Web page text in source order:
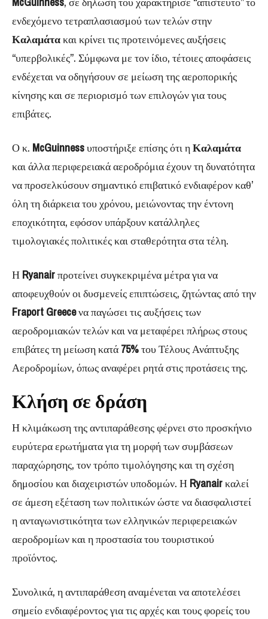
ενδεχόμενο τετραπλασιασμού των τελών στην
Καλαμάτακαι κρίνει τις προτεινόμενες αυξήσεις
“υπερβολικές”. Σύμφωνα με τον ίδιο, τέτοιες αποφάσεις
ενδέχεται να οδηγήσουν σε μείωση της αεροπορικής
κίνησης και σε περιορισμό των επιλογών για τους
επιβάτες.
Ο κ. McGuinnessυποστήριξε επίσης ότι ηΚαλαμάτα
και άλλα περιφερειακά αεροδρόμια έχουν τη δυνατότητα
να προσελκύσουν σημαντικό επιβατικό ενδιαφέρον καθ’
όλη τη διάρκεια του χρόνου, μειώνοντας την έντονη
εποχικότητα, εφόσον υπάρξουν κατάλληλες
τιμολογιακές πολιτικές και σταθερότητα στα τέλη.
Η Ryanairπροτείνει συγκεκριμένα μέτρα για να
αποφευχθούν οι δυσμενείς επιπτώσεις, ζητώντας από την
Fraport Greeceνα παγώσει τις αυξήσεις των
αεροδρομιακών τελών και να μεταφέρει πλήρως στους
επιβάτες τη μείωση κατά 75%του Τέλους Ανάπτυξης
Αεροδρομίων, όπως αναφέρει ρητά στις προτάσεις της.
Κλήση σε δράση
Η κλιμάκωση της αντιπαράθεσης φέρνει στο προσκήνιο
ευρύτερα ερωτήματα για τη μορφή των συμβάσεων
παραχώρησης, τον τρόπο τιμολόγησης και τη σχέση
δημοσίου και διαχειριστών υποδομών. Η Ryanairκαλεί
σε άμεση εξέταση των πολιτικών ώστε να διασφαλιστεί
η ανταγωνιστικότητα των ελληνικών περιφερειακών
αεροδρομίων και η προστασία του τουριστικού
προϊόντος.
Συνολικά, η αντιπαράθεση αναμένεται να αποτελέσει
σημείο ενδιαφέροντος για τις αρχές και τους φορείς του